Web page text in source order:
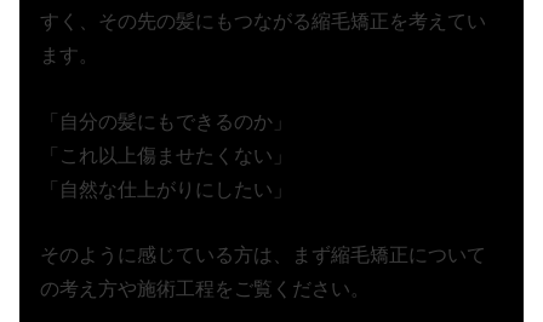
すく、その先の髪にもつながる縮毛矯正を考えてい
ます。
「自分の髪にもできるのか」
「これ以上傷ませたくない」
「自然な仕上がりにしたい」
そのように感じている方は、まず縮毛矯正について
の考え方や施術工程をご覧ください。